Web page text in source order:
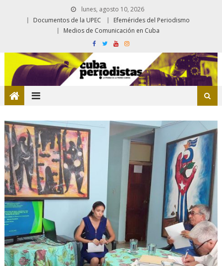
lunes, agosto 10, 2026
Documentos de la UPEC
Efemérides del Periodismo
Medios de Comunicación en Cuba